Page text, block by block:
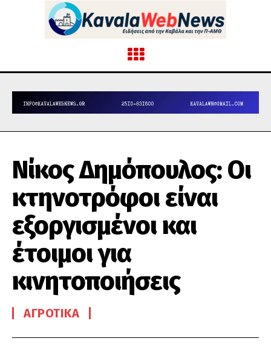
Νίκος Δημόπουλος: Οι
κτηνοτρόφοι είναι
εξοργισμένοι και
έτοιμοι για
κινητοποιήσεις
ΑΓΡΟΤΙΚΆ